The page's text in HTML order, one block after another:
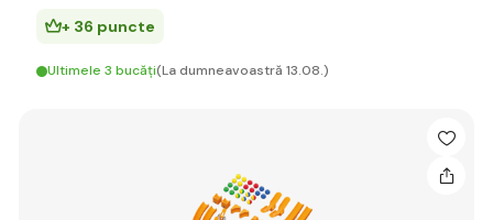
+ 36 puncte
Ultimele 3 bucăți(La dumneavoastră 13.08.)